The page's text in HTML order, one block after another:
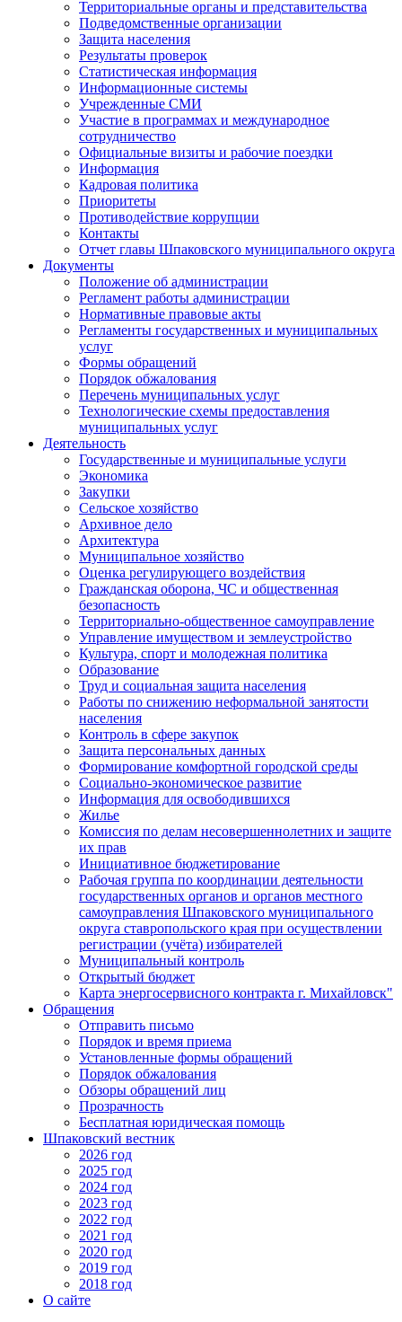
Территориальные органы и представительства
Подведомственные организации
Защита населения
Результаты проверок
Статистическая информация
Информационные системы
Учрежденные СМИ
Участие в программах и международное
сотрудничество
Официальные визиты и рабочие поездки
Информация
Кадровая политика
Приоритеты
Противодействие коррупции
Контакты
Отчет главы Шпаковского муниципального округа
Документы
Положение об администрации
Регламент работы администрации
Нормативные правовые акты
Регламенты государственных и муниципальных
услуг
Формы обращений
Порядок обжалования
Перечень муниципальных услуг
Технологические схемы предоставления
муниципальных услуг
Деятельность
Государственные и муниципальные услуги
Экономика
Закупки
Сельское хозяйство
Архивное дело
Архитектура
Муниципальное хозяйство
Оценка регулирующего воздействия
Гражданская оборона, ЧС и общественная
безопасность
Территориально-общественное самоуправление
Управление имуществом и землеустройство
Культура, спорт и молодежная политика
Образование
Труд и социальная защита населения
Работы по снижению неформальной занятости
населения
Контроль в сфере закупок
Защита персональных данных
Формирование комфортной городской среды
Социально-экономическое развитие
Информация для освободившихся
Жилье
Комиссия по делам несовершеннолетних и защите
их прав
Инициативное бюджетирование
Рабочая группа по координации деятельности
государственных органов и органов местного
самоуправления Шпаковского муниципального
округа ставропольского края при осуществлении
регистрации (учёта) избирателей
Муниципальный контроль
Открытый бюджет
Карта энергосервисного контракта г. Михайловск"
Обращения
Отправить письмо
Порядок и время приема
Установленные формы обращений
Порядок обжалования
Обзоры обращений лиц
Прозрачность
Бесплатная юридическая помощь
Шпаковский вестник
2026 год
2025 год
2024 год
2023 год
2022 год
2021 год
2020 год
2019 год
2018 год
О сайте